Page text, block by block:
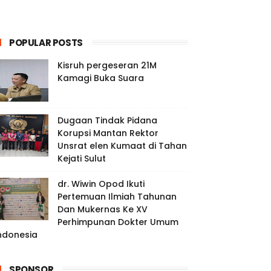
POPULAR POSTS
Kisruh pergeseran 21M
Kamagi Buka Suara
Dugaan Tindak Pidana
Korupsi Mantan Rektor
Unsrat elen Kumaat di Tahan
Kejati Sulut
dr. Wiwin Opod Ikuti
Pertemuan Ilmiah Tahunan
Dan Mukernas Ke XV
Perhimpunan Dokter Umum